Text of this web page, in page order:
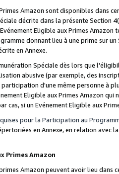
Amazon sont disponibles dans
décrite dans la présente Section
Eligible aux Primes Amazon
donnant lieu à une prime sur
en Annexe.
Spéciale dès lors que
abusive (par exemple, des
d'une même personne à
Eligible aux Primes Amazon qui
cas, si un Evénement Eligible aux
pour la Participation au
en Annexe, en relation avec
Primes Amazon
Amazon peuvent avoir lieu dans